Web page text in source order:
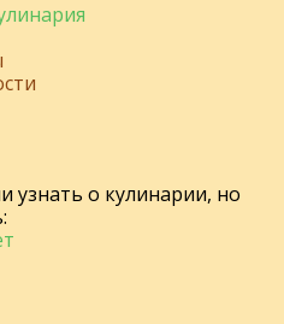
узнать о кулинарии, но